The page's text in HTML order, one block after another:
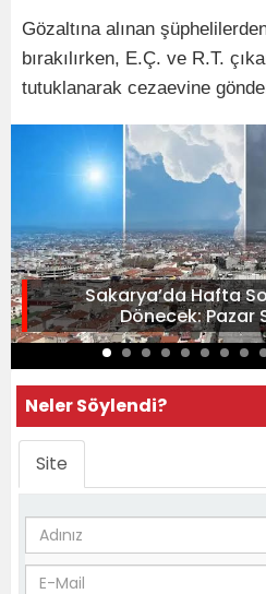
Gözaltına alınan
bırakılırken, E.Ç. ve R.T.
tutuklanarak cezaevine
Sakarya’da Hafta
Dönecek: Pazar
Neler Söylendi?
Site